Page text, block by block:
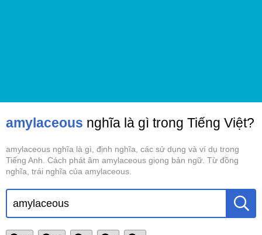
amylaceous nghĩa là gì trong Tiếng Việt?
amylaceous nghĩa là gì, định nghĩa, các sử dụng và ví dụ trong
Tiếng Anh. Cách phát âm amylaceous giọng bản ngữ. Từ đồng
nghĩa, trái nghĩa của amylaceous.